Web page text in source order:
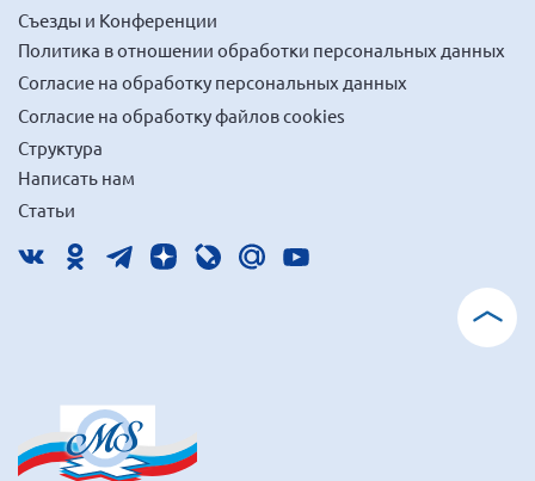
Съезды и Конференции
Политика в отношении обработки персональных данных
Согласие на обработку персональных данных
Согласие на обработку файлов cookies
Структура
Написать нам
Статьи